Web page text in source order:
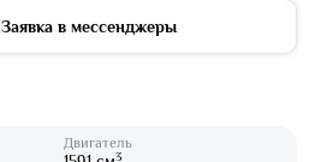
Заявка в мессенджеры
Двигатель
3